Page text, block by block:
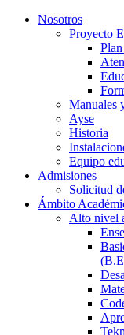
Nosotros
Proyecto
Manuales
Ayse
Historia
Equipo
Admisiones
Solicitud
Ámbito
Alto nivel